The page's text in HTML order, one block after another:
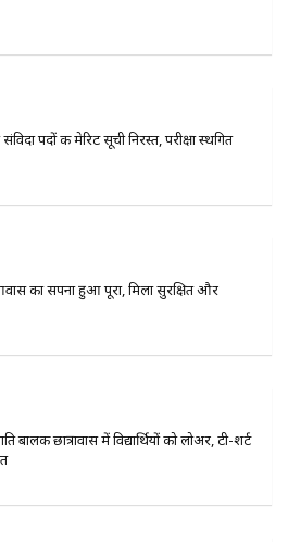
पदों की मेरिट सूची निरस्त, परीक्षा स्थगित
का सपना हुआ पूरा, मिला सुरक्षित और
बालक छात्रावास में विद्यार्थियों को लोअर, टी-शर्ट